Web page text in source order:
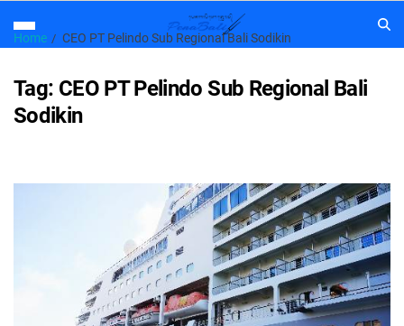
Home CEO PT Pelindo Sub Regional Bali Sodikin
Tag: CEO PT Pelindo Sub Regional Bali
Sodikin